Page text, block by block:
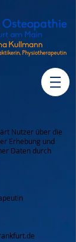
Nutzer über die
Erhebung und
Daten durch